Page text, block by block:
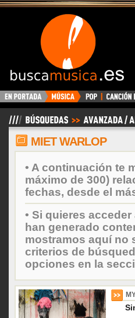
BuscaMusica.es
MIET WARLOP
• A continuación te
máximo de 300)
fechas, desde el
• Si quieres
han generado
mostramos aquí no
criterios de
opciones en la